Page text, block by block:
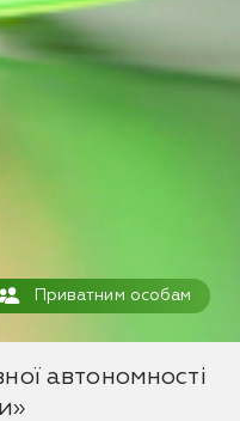
Приватним особам
автономності